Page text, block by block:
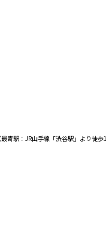
寄駅：JR山手線「渋谷駅」より徒